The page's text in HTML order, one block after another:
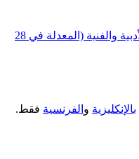
اتفاقية برن لحماية المصنفات الأدبية والفنية (المعدلة في 28
بالإنكليزية و الفرنسية فقط.